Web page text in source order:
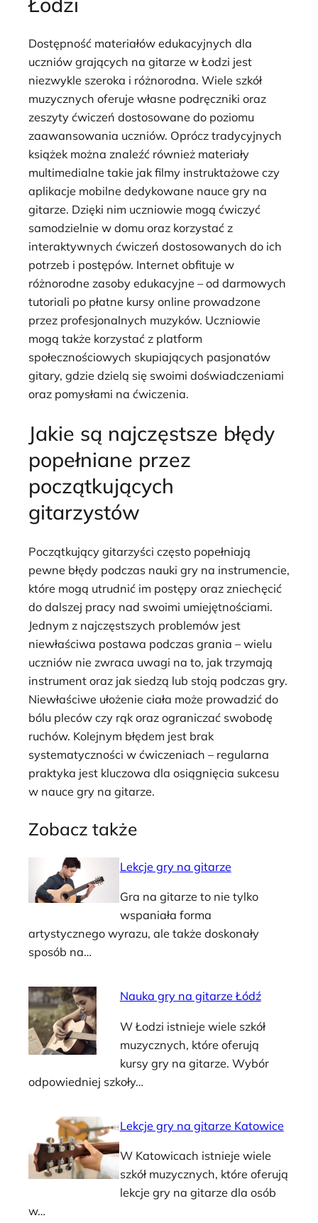
Dostępność materiałów edukacyjnych dla
uczniów grających na gitarze w Łodzi jest
niezwykle szeroka i różnorodna. Wiele szkół
muzycznych oferuje własne podręczniki oraz
zeszyty ćwiczeń dostosowane do poziomu
zaawansowania uczniów. Oprócz tradycyjnych
książek można znaleźć również materiały
multimedialne takie jak filmy instruktażowe czy
aplikacje mobilne dedykowane nauce gry na
gitarze. Dzięki nim uczniowie mogą ćwiczyć
samodzielnie w domu oraz korzystać z
interaktywnych ćwiczeń dostosowanych do ich
potrzeb i postępów. Internet obfituje w
różnorodne zasoby edukacyjne – od darmowych
tutoriali po płatne kursy online prowadzone
przez profesjonalnych muzyków. Uczniowie
mogą także korzystać z platform
społecznościowych skupiających pasjonatów
gitary, gdzie dzielą się swoimi doświadczeniami
oraz pomysłami na ćwiczenia.
Jakie są najczęstsze błędy
popełniane przez
początkujących
gitarzystów
Początkujący gitarzyści często popełniają
pewne błędy podczas nauki gry na instrumencie,
które mogą utrudnić im postępy oraz zniechęcić
do dalszej pracy nad swoimi umiejętnościami.
Jednym z najczęstszych problemów jest
niewłaściwa postawa podczas grania – wielu
uczniów nie zwraca uwagi na to, jak trzymają
instrument oraz jak siedzą lub stoją podczas gry.
Niewłaściwe ułożenie ciała może prowadzić do
bólu pleców czy rąk oraz ograniczać swobodę
ruchów. Kolejnym błędem jest brak
systematyczności w ćwiczeniach – regularna
praktyka jest kluczowa dla osiągnięcia sukcesu
w nauce gry na gitarze.
Zobacz także
Lekcje gry na gitarze
Gra na gitarze to nie tylko
wspaniała forma
artystycznego wyrazu, ale także doskonały
sposób na…
Nauka gry na gitarze Łódź
W Łodzi istnieje wiele szkół
muzycznych, które oferują
kursy gry na gitarze. Wybór
odpowiedniej szkoły…
Lekcje gry na gitarze Katowice
W Katowicach istnieje wiele
szkół muzycznych, które oferują
lekcje gry na gitarze dla osób
w…